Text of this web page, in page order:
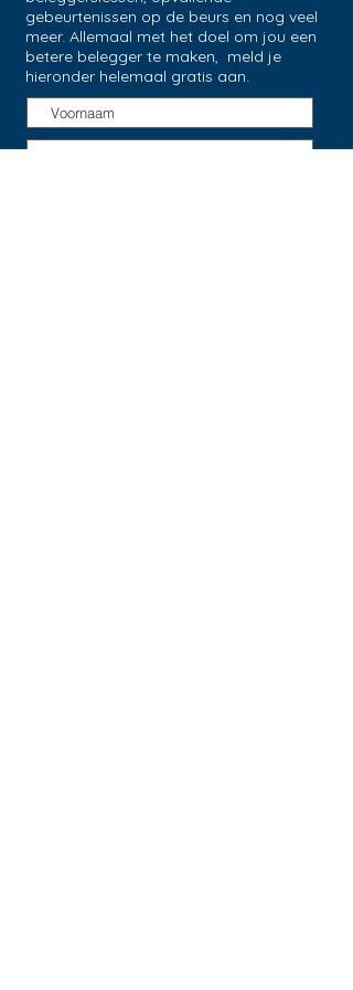
gebeurtenissen op de beurs en nog veel
meer. Allemaal met het doel om jou een
betere belegger te maken, meld je
hieronder helemaal gratis aan.